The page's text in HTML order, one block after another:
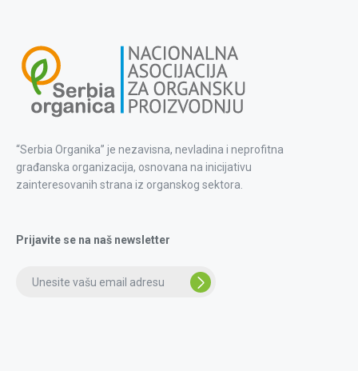
“Serbia Organika” je nezavisna, nevladina i neprofitna
građanska organizacija, osnovana na inicijativu
zainteresovanih strana iz organskog sektora.
Prijavite se na naš newsletter